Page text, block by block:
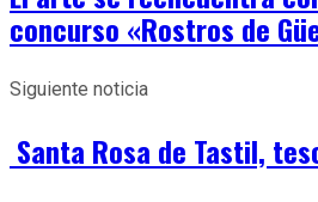
concurso «Rostros de
Siguiente noticia
Santa Rosa de Tastil,